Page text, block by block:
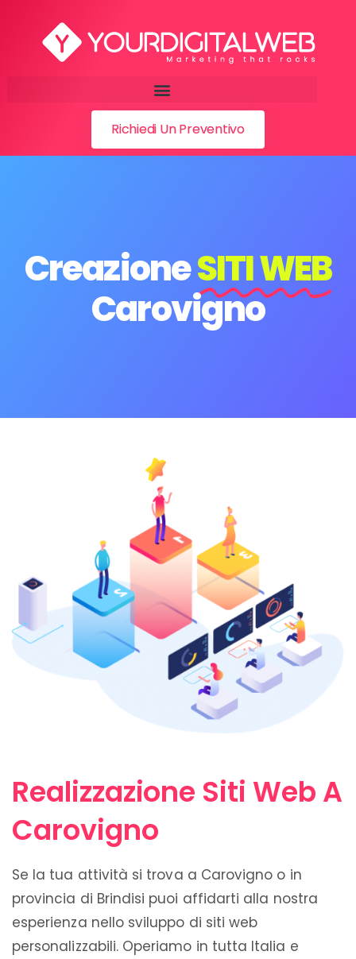
Richiedi Un Preventivo
CreazioneSITI WEB
Carovigno
Realizzazione Siti Web A
Carovigno
Se la tua attività si trova a Carovigno o in
provincia di Brindisi puoi affidarti alla nostra
esperienza nello sviluppo di siti web
personalizzabili. Operiamo in tutta Italia e